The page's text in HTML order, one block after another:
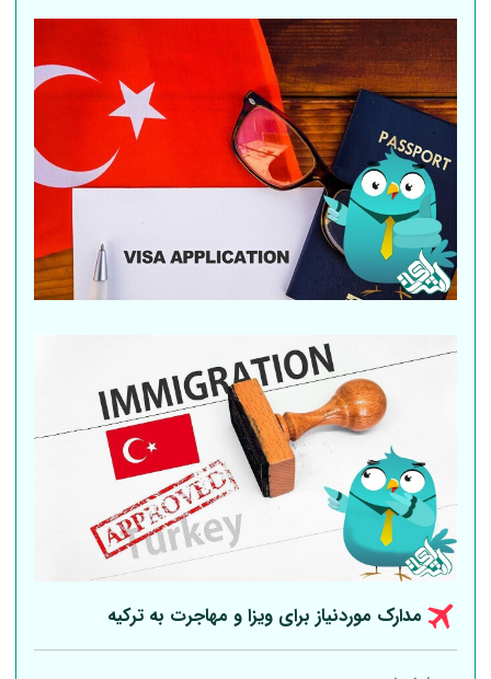
مدارک موردنیاز برای ویزا و مهاجرت به ترکیه